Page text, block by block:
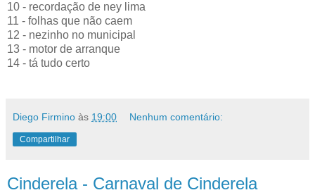
10 - recordação de ney lima
11 - folhas que não caem
12 - nezinho no municipal
13 - motor de arranque
14 - tá tudo certo
Diego Firmino às 19:00 Nenhum comentário:
Compartilhar
Cinderela - Carnaval de Cinderela